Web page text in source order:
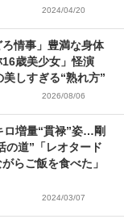
2024/04/20
情事」豊満な身体
歳美少女」怪演
しすぎる“熟れ方”
2026/08/06
ロ増量“貫禄”姿…剛
の道”「レオタード
らご飯を食べた」
2024/03/07